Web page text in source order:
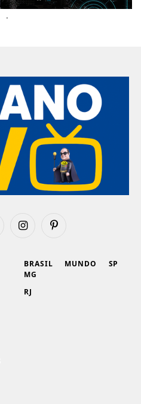
.
InstagramPinterest
BRASIL
MG
RJ
MUNDO SP